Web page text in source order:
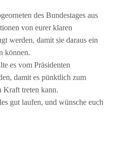
des Bundestages aus
von eurer klaren
werden, damit sie daraus ein
können.
es vom Präsidenten
damit es pünktlich zum
Kraft treten kann.
gut laufen, und wünsche euch